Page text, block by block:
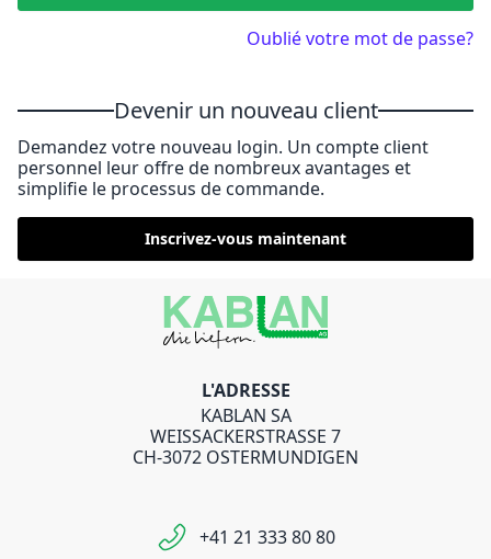
Oublié votre mot de passe?
Devenir un nouveau client
Demandez votre nouveau login. Un compte client
personnel leur offre de nombreux avantages et
simplifie le processus de commande.
Inscrivez-vous maintenant
L'ADRESSE
KABLAN SA
WEISSACKERSTRASSE 7
CH-3072 OSTERMUNDIGEN
+41 21 333 80 80